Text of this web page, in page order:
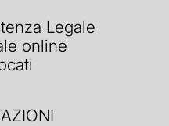
Legale
online